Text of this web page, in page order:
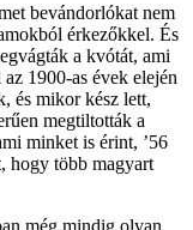
bevándorlókat nem
érkezőkkel. És
a kvótát, ami
1900-as évek elején
és mikor kész lett,
megtiltották a
minket is érint, ’56
hogy több magyart
még mindig olyan